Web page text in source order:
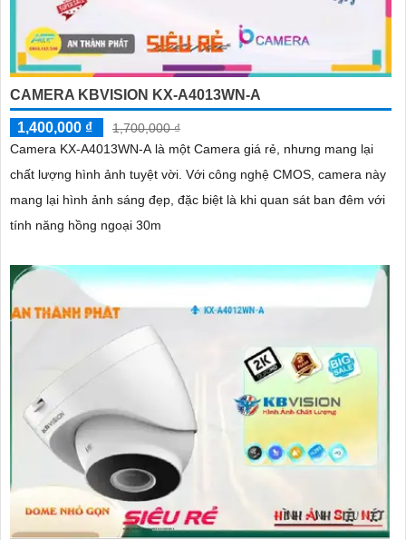
CAMERA KBVISION KX-A4013WN-A
1,400,000 ₫
1,700,000 ₫
Camera KX-A4013WN-A là một Camera giá rẻ, nhưng mang lại
chất lượng hình ảnh tuyệt vời. Với công nghệ CMOS, camera này
mang lại hình ảnh sáng đẹp, đặc biệt là khi quan sát ban đêm với
tính năng hồng ngoại 30m